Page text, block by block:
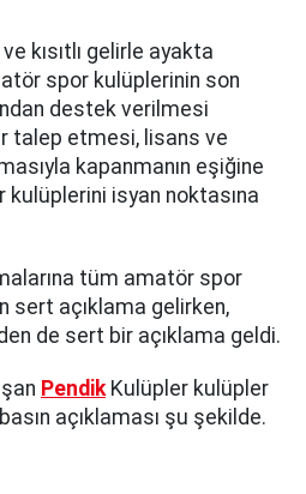
kısıtlı gelirle ayakta
spor kulüplerinin son
destek verilmesi
talep etmesi, lisans ve
kapanmanın eşiğine
isyan noktasına
tüm amatör spor
sert açıklama gelirken,
de sert bir açıklama geldi.
PendikKulüpler kulüpler
açıklaması şu şekilde.